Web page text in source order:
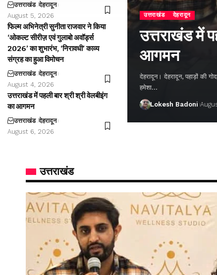
उत्तराखंड देहरादून
August 5, 2026
फिल्म अभिनेत्री सुनीता राजवार ने किया
‘ओकल्ट सीरीज़ एवं गुलाबो अवॉर्ड्स
2026’ का शुभारंभ, ‘निरावधी’ काव्य
संग्रह का हुआ विमोचन
उत्तराखंड देहरादून
August 4, 2026
उत्तराखंड में पहली बार श्री श्री वेलबीइंग
का आगमन
उत्तराखंड देहरादून
August 6, 2026
उत्तराखंड देहरादून
उत्तराखंड में
आगमन
देहरादून। देहरादून, पहाड़ों की
हमेशा…
Lokesh Badoni
उत्तराखंड